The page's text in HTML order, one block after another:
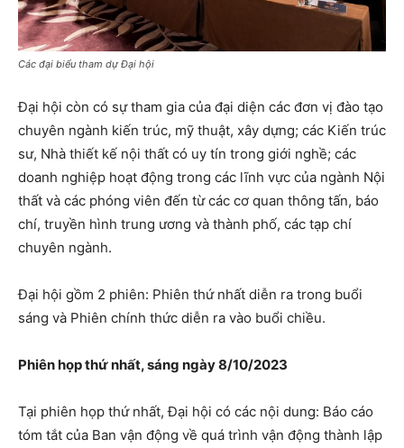
Các đại biểu tham dự Đại hội
Đại hội còn có sự tham gia của đại diện các đơn vị đào tạo
chuyên ngành kiến trúc, mỹ thuật, xây dựng; các Kiến trúc
sư, Nhà thiết kế nội thất có uy tín trong giới nghề; các
doanh nghiệp hoạt động trong các lĩnh vực của ngành Nội
thất và các phóng viên đến từ các cơ quan thông tấn, báo
chí, truyền hình trung ương và thành phố, các tạp chí
chuyên ngành.
Đại hội gồm 2 phiên: Phiên thứ nhất diễn ra trong buổi
sáng và Phiên chính thức diễn ra vào buổi chiều.
Phiên họp thứ nhất, sáng ngày 8/10/2023
Tại phiên họp thứ nhất, Đại hội có các nội dung: Báo cáo
tóm tắt của Ban vận động về quá trình vận động thành lập